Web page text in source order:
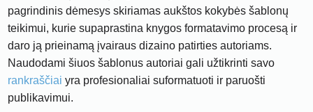
pagrindinis dėmesys skiriamas aukštos kokybės šablonų
teikimui, kurie supaprastina knygos formatavimo procesą ir
daro ją prieinamą įvairaus dizaino patirties autoriams.
Naudodami šiuos šablonus autoriai gali užtikrinti savo
rankraščiai yra profesionaliai suformatuoti ir paruošti
publikavimui.